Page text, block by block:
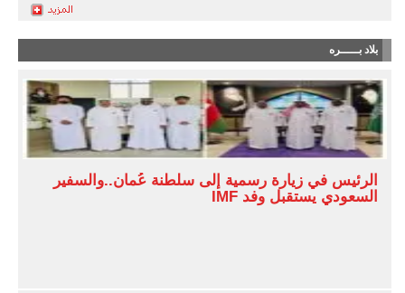
بلاد بـــــره
الرئيس في زيارة رسمية إلى سلطنة عُمان..والسفير
السعودي يستقبل وفد IMF